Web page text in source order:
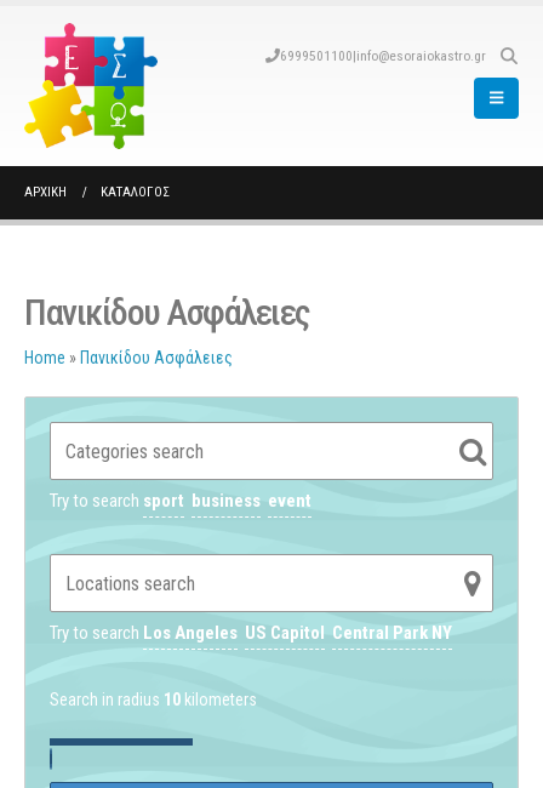
6999501100|info@esoraiokastro.gr
ΑΡΧΙΚΉ ΚΑΤΆΛΟΓΟΣ
Πανικίδου Ασφάλειες
Home » Πανικίδου Ασφάλειες
Try to search sport business event
Try to search Los Angeles US Capitol Central Park NY
Search in radius 10 kilometers